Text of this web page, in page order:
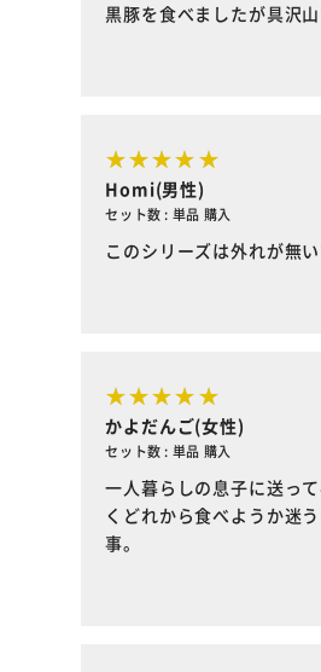
黒豚を食べましたが具沢
Homi(男性)
セット数 : 単品 購入
このシリーズは外れが無
かよだんご(女性)
セット数 : 単品 購入
一人暮らしの息子に送っ
くどれから食べようか迷
事。